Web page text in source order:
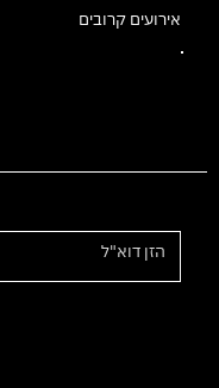
אירועים קרובים